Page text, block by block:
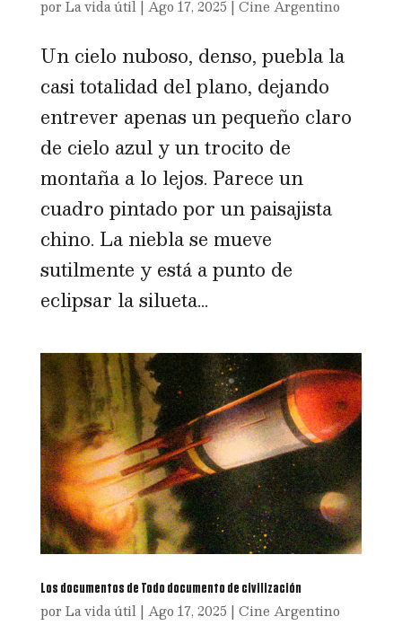
por La vida útil| Ago 17, 2025 | Cine Argentino
Un cielo nuboso, denso, puebla la
casi totalidad del plano, dejando
entrever apenas un pequeño claro
de cielo azul y un trocito de
montaña a lo lejos. Parece un
cuadro pintado por un paisajista
chino. La niebla se mueve
sutilmente y está a punto de
eclipsar la silueta...
Los documentos de Todo documento de civilización
por La vida útil| Ago 17, 2025 | Cine Argentino